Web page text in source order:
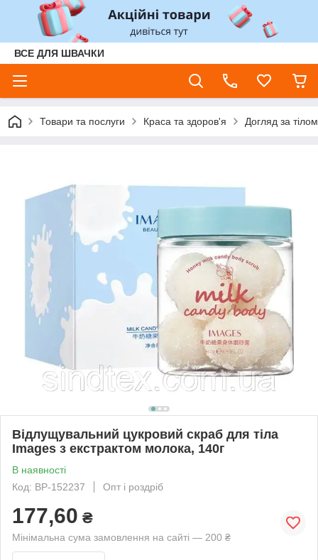
ВСЕ ДЛЯ ШВАЧКИ
Товари та послуги Краса та здоров'я Догляд за тілом
Відлущувальний цукровий скраб для тіла
Images з екстрактом молока, 140г
В наявності
Код: ВР-152237
Опт і роздріб
177,60 ₴
Мінімальна сума замовлення на сайті — 200 ₴